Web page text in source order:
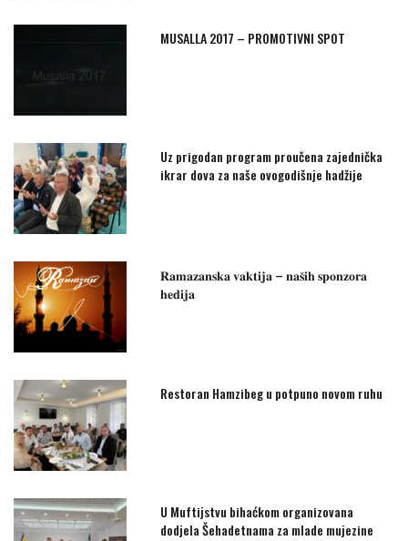
MUSALLA 2017 – PROMOTIVNI SPOT
Uz prigodan program proučena zajednička
ikrar dova za naše ovogodišnje hadžije
𝐑𝐚𝐦𝐚𝐳𝐚𝐧𝐬𝐤𝐚 𝐯𝐚𝐤𝐭𝐢𝐣𝐚 – 𝐧𝐚𝐬̌𝐢𝐡 𝐬𝐩𝐨𝐧𝐳𝐨𝐫𝐚
𝐡𝐞𝐝𝐢𝐣𝐚
Restoran Hamzibeg u potpuno novom ruhu
U Muftijstvu bihaćkom organizovana
dodjela Šehadetnama za mlade mujezine